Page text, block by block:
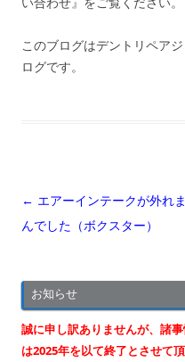
このブログはデントリペア
ログです。
投
稿
ゲ
ー
シ
← エアーインテークが外れ
んでした（ボクスター）
お知らせ
誠に申し訳ありませんが、諸
は2025年を以て終了とさせて頂